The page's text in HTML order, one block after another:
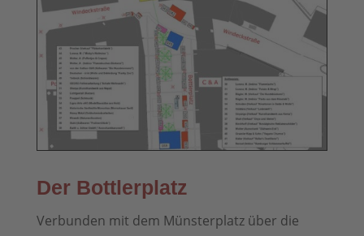
Der Bottlerplatz
Verbunden mit dem Münsterplatz über die